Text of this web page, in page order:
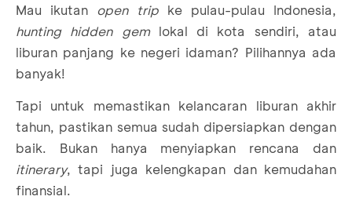
Mau ikutan open trip ke pulau-pulau Indonesia,
hunting hidden gemlokal di kota sendiri, atau
liburan panjang ke negeri idaman? Pilihannya ada
banyak!
Tapi untuk memastikan kelancaran liburan akhir
tahun, pastikan semua sudah dipersiapkan dengan
baik. Bukan hanya menyiapkan rencana dan
itinerary, tapi juga kelengkapan dan kemudahan
finansial.